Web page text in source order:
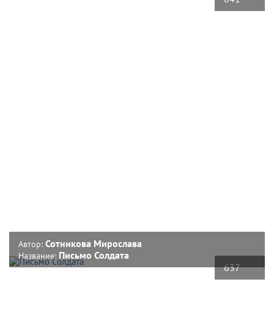
637
Автор: Сотникова Мирослава
Название: Письмо Солдата